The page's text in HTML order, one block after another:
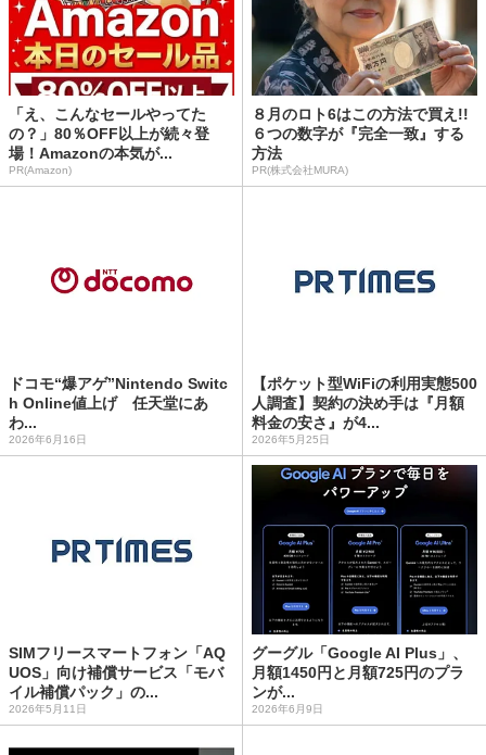
「え、こんなセールやってた
の？」80％OFF以上が続々登
場！Amazonの本気が...
PR(Amazon)
８月のロト6はこの方法で買え!!
６つの数字が『完全一致』する
方法
PR(株式会社MURA)
ドコモ“爆アゲ”Nintendo Switc
h Online値上げ 任天堂にあ
わ...
2026年6月16日
【ポケット型WiFiの利用実態500
人調査】契約の決め手は『月額
料金の安さ』が4...
2026年5月25日
SIMフリースマートフォン「AQ
UOS」向け補償サービス「モバ
イル補償パック」の...
2026年5月11日
グーグル「Google AI Plus」、
月額1450円と月額725円のプラ
ンが...
2026年6月9日